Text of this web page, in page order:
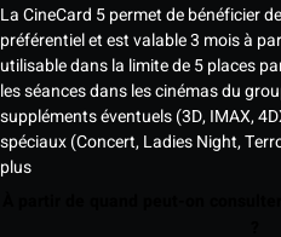
La CineCard 5 permet de bénéficier
préférentiel et est valable 3 mois à
utilisable dans la limite de 5 places
les séances dans les cinémas du
suppléments éventuels (3D, IMAX,
spéciaux (Concert, Ladies Night,
plus